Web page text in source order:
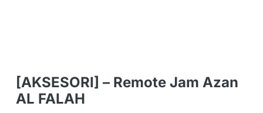
[AKSESORI] – Remote Jam Azan
AL FALAH